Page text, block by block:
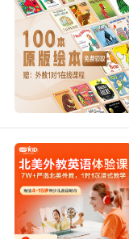
脉，横跨美国和
个词，并对北
种方式，孩子
们的知识面，增
历史事件与语
的重要组成部
还能帮助他们
学习到“the
果他们知道这
立出来的重要